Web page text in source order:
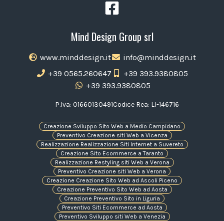
Mind Design Group srl
www.minddesign.it
info@minddesign.it
+39 0565.260647
+39 393.9380805
+39 393.9380805
P.Iva: 01660130491Codice Rea: LI-146716
Creazione Sviluppo Sito Web a Medio Campidano
Preventivo Creazione siti Web a Vicenza
Realizzazione Realizzazione Siti Internet a Suvereto
Creazione Sito Ecommerce a Taranto
Realizzazione Restyling siti Web a Verona
Preventivo Creazione siti Web a Verona
Creazione Creazione Sito Web ad Ascoli Piceno
Creazione Preventivo Sito Web ad Aosta
Creazione Preventivo Sito in Liguria
Preventivo Siti Ecommerce ad Aosta
Preventivo Sviluppo siti Web a Venezia